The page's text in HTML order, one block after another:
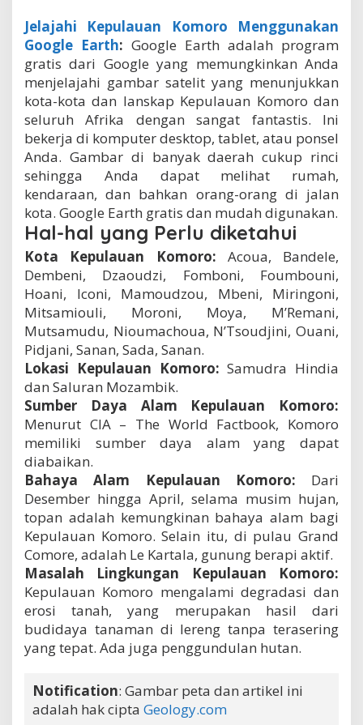
Jelajahi Kepulauan Komoro Menggunakan
Google Earth: Google Earth adalah program
gratis dari Google yang memungkinkan Anda
menjelajahi gambar satelit yang menunjukkan
kota-kota dan lanskap Kepulauan Komoro dan
seluruh Afrika dengan sangat fantastis. Ini
bekerja di komputer desktop, tablet, atau ponsel
Anda. Gambar di banyak daerah cukup rinci
sehingga Anda dapat melihat rumah,
kendaraan, dan bahkan orang-orang di jalan
kota. Google Earth gratis dan mudah digunakan.
Hal-hal yang Perlu diketahui
Kota Kepulauan Komoro: Acoua, Bandele,
Dembeni, Dzaoudzi, Fomboni, Foumbouni,
Hoani, Iconi, Mamoudzou, Mbeni, Miringoni,
Mitsamiouli, Moroni, Moya, M’Remani,
Mutsamudu, Nioumachoua, N’Tsoudjini, Ouani,
Pidjani, Sanan, Sada, Sanan.
Lokasi Kepulauan Komoro: Samudra Hindia
dan Saluran Mozambik.
Sumber Daya Alam Kepulauan Komoro:
Menurut CIA – The World Factbook, Komoro
memiliki sumber daya alam yang dapat
diabaikan.
Bahaya Alam Kepulauan Komoro: Dari
Desember hingga April, selama musim hujan,
topan adalah kemungkinan bahaya alam bagi
Kepulauan Komoro. Selain itu, di pulau Grand
Comore, adalah Le Kartala, gunung berapi aktif.
Masalah Lingkungan Kepulauan Komoro:
Kepulauan Komoro mengalami degradasi dan
erosi tanah, yang merupakan hasil dari
budidaya tanaman di lereng tanpa terasering
yang tepat. Ada juga penggundulan hutan.
Notification: Gambar peta dan artikel ini
adalah hak cipta Geology.com